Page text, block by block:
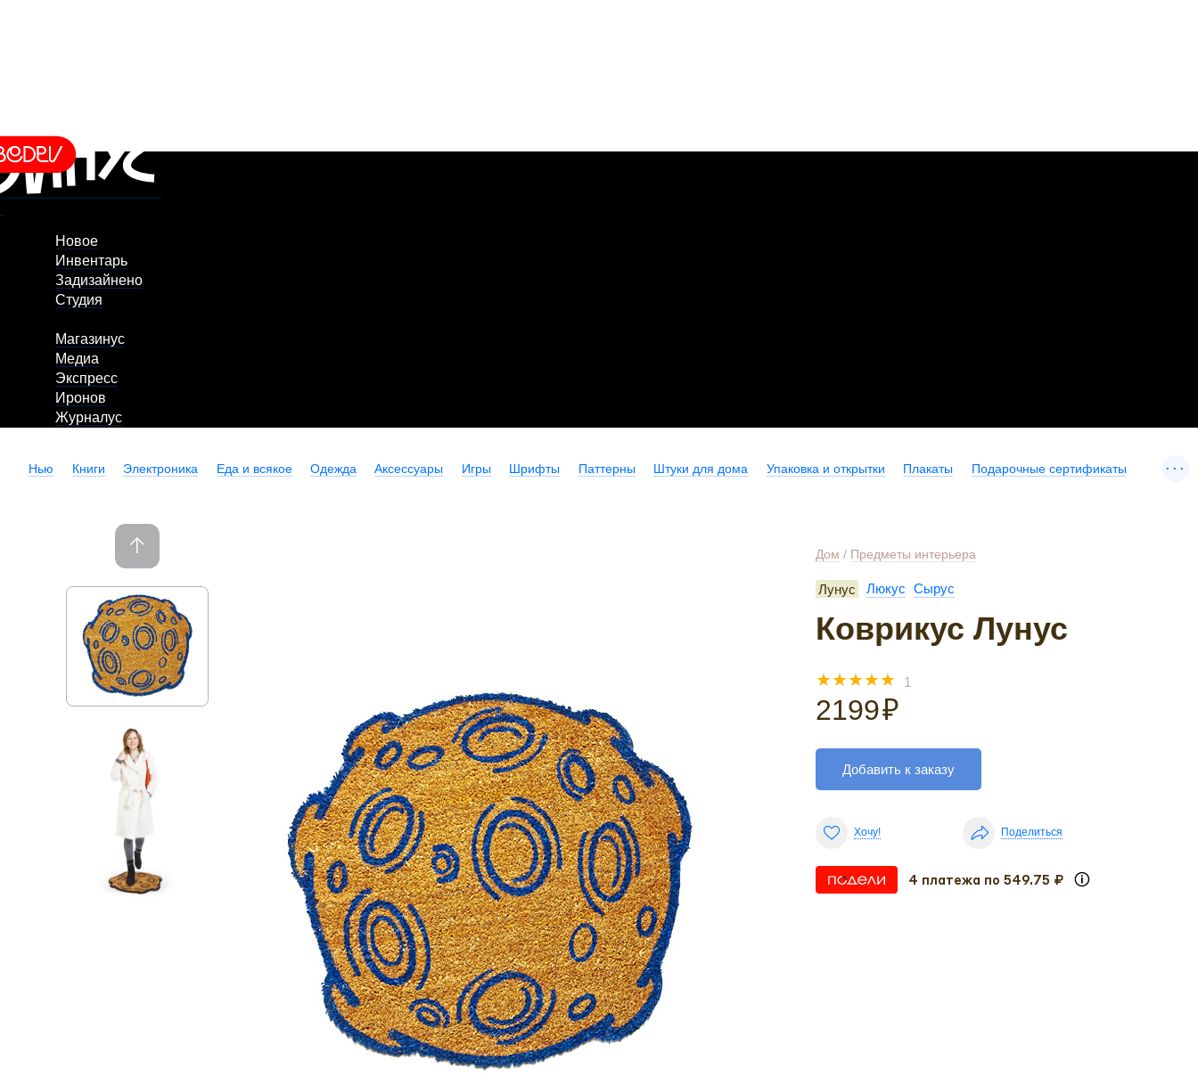
Новое
Инвентарь
Задизайнено
Студия
Магазинус
Медиа
Экспресс
Иронов
Журналус
Нью Книги Электроника Еда и всякое Одежда Аксессуары Игры Шрифты Паттерны Штуки для дома Упаковка и открытки Плакаты Подарочные сертификаты ...
Дом / Предметы интерьера
Лунус Люкус Сырус
Коврикус Лунус
☆
☆
☆
☆
☆ 1
2199₽
Добавить к заказу
Хочу! Поделиться
4 платежа по 549.75 ₽